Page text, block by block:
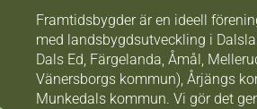
Framtidsbygder är en ideell
med landsbygdsutveckling i
Dals Ed, Färgelanda, Åmål,
Vänersborgs kommun), Årjängs
Munkedals kommun. Vi gör det